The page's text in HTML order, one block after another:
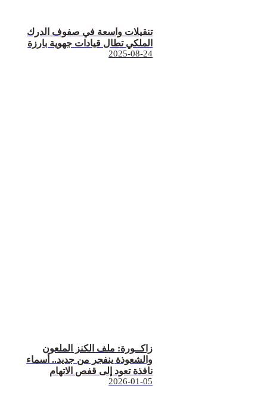
تنقيلات واسعة في صفوف الدرك
الملكي تطال قيادات جهوية بارزة
2025-08-24
زاكــورة: ملف الكنز الملعون
والشعوذة ينفجر من جديد.. أسماء
نافذة تعود إلى قفص الاتهام
2026-01-05